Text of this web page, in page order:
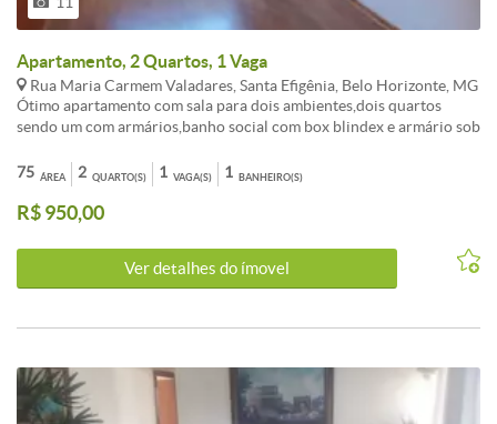
Apartamento, 2 Quartos, 1 Vaga
Rua Maria Carmem Valadares, Santa Efigênia, Belo Horizonte, MG
Ótimo apartamento com sala para dois ambientes,dois quartos
sendo um com armários,banho social com box blindex e armário sob
garagem.
ÁREA
75 QUARTO(S)
2 VAGA(S)
1 BANHEIRO(S)
1
R$ 950,00
Ver detalhes do ímovel